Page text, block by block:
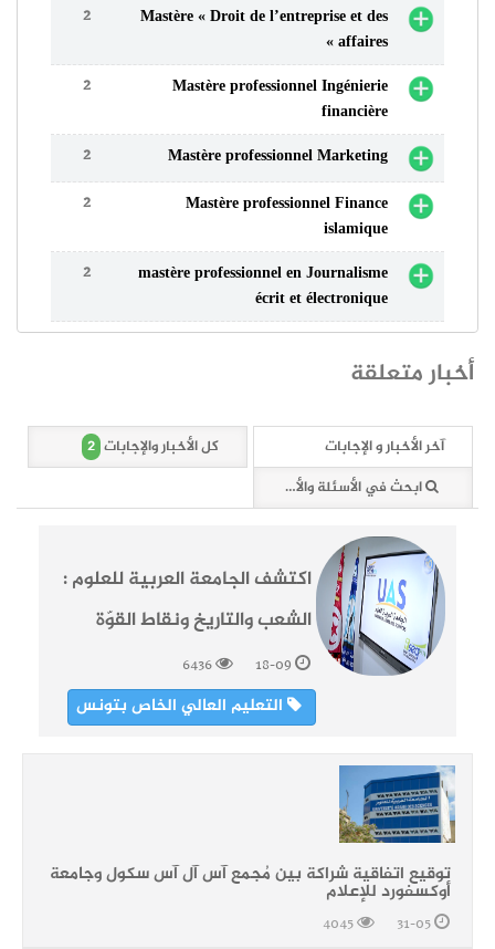
Mastère « Droit de l’entreprise et des
affaires »
2
Mastère professionnel Ingénierie
financière
2
Mastère professionnel Marketing
2
Mastère professionnel Finance
islamique
2
mastère professionnel en Journalisme
écrit et électronique
2
أخبار متعلقة
آخر الأخبار و الإجابات كل الأخبار والإجابات 2
ابحث في الأسئلة والأخبار (2 وثائق)
اكتشف الجامعة العربية للعلوم :
الشعب والتاريخ ونقاط القوّة
6436
التعليم العالي الخاص بتونس
توقيع اتفاقية شراكة بين مُجمع آس آل آس سكول وجامعة
أوكسفورد للإعلام